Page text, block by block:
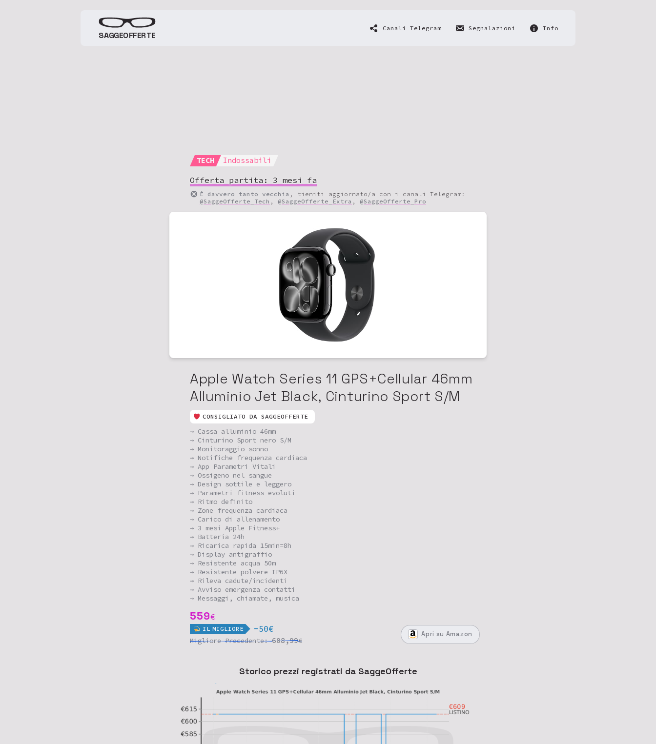
SAGGEOFFERTE
Canali Telegram Segnalazioni Info
TECH Indossabili
Offerta partita: 3 mesi fa
È davvero tanto vecchia , tieniti aggiornato/a con i canali Telegram:
@SaggeOfferte_Tech , @SaggeOfferte_Extra , @SaggeOfferte_Pro
Apple Watch Series 11 GPS+Cellular 46mm
Alluminio Jet Black, Cinturino Sport S/M
CONSIGLIATO DA SAGGEOFFERTE
→ Cassa alluminio 46mm
→ Cinturino Sport nero S/M
→ Monitoraggio sonno
→ Notifiche frequenza cardiaca
→ App Parametri Vitali
→ Ossigeno nel sangue
→ Design sottile e leggero
→ Parametri fitness evoluti
→ Ritmo definito
→ Zone frequenza cardiaca
→ Carico di allenamento
→ 3 mesi Apple Fitness+
→ Batteria 24h
→ Ricarica rapida 15min=8h
→ Display antigraffio
→ Resistente acqua 50m
→ Resistente polvere IP6X
→ Rileva cadute/incidenti
→ Avviso emergenza contatti
→ Messaggi, chiamate, musica
559€
IL MIGLIORE -50€
MigliorePrecedente:608,99€
Apri su Amazon
Storico prezzi registrati da SaggeOfferte